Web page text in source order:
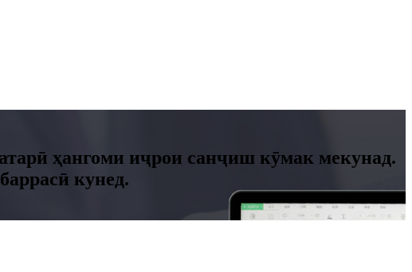
ҳангоми иҷрои санҷиш кӯмак мекунад.
кунед.